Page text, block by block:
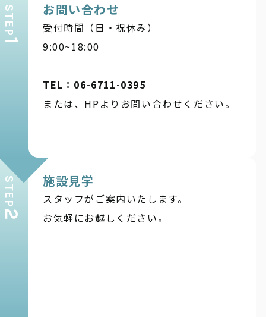
STEP
1
お問い合わせ
受付時間（日・祝休み）
9:00~18:00
TEL：06-6711-0395
または、HPよりお問い合わせください。
STEP
2
施設見学
スタッフがご案内いたします。
お気軽にお越しください。